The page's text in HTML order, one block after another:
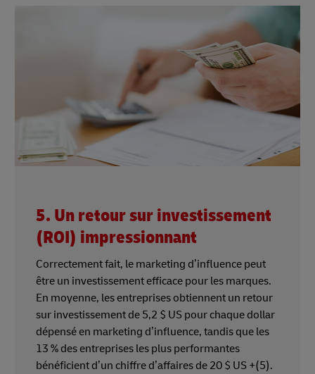
5. Un retour sur investissement
(ROI) impressionnant
Correctement fait, le marketing d’influence peut
être un investissement efficace pour les marques.
En moyenne, les entreprises obtiennent un retour
sur investissement de 5,2 $ US pour chaque dollar
dépensé en marketing d’influence, tandis que les
13 % des entreprises les plus performantes
bénéficient d’un chiffre d’affaires de 20 $ US +(5).